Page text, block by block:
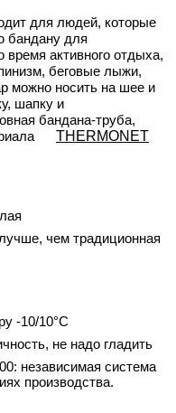
для людей, которые
бандану для
активного отдыха,
беговые лыжи,
можно носить на шее и
шапку и
бандана-труба,
THERMONET
чем традиционная
-10/10°C
не надо гладить
независимая система
производства.